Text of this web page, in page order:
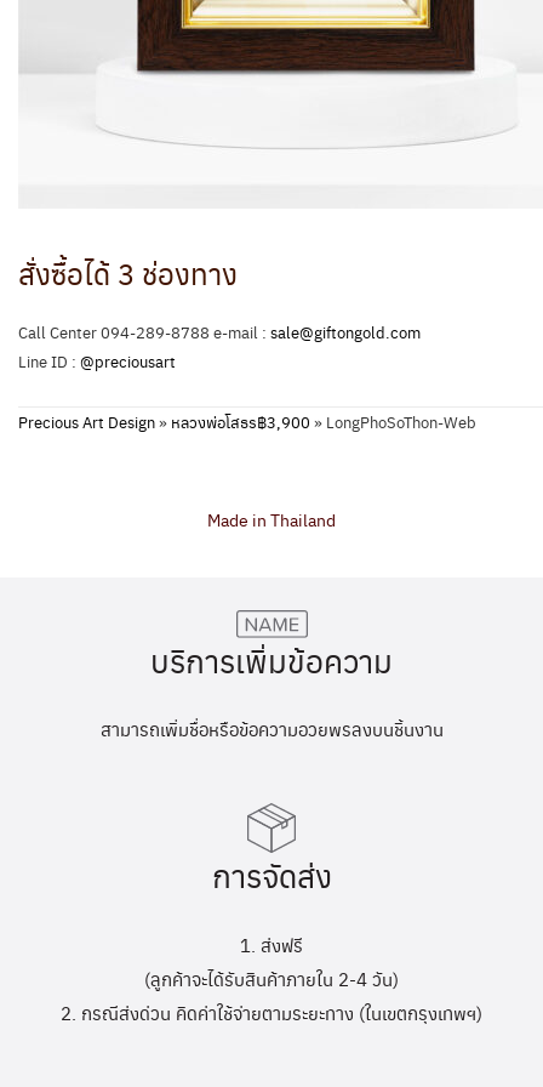
สั่งซื้อได้ 3 ช่องทาง
Call Center 094-289-8788 e-mail : sale@giftongold.com
Line ID : @preciousart
Precious Art Design» หลวงพ่อโสธร฿3,900 » LongPhoSoThon-Web
Made in Thailand
บริการเพิ่มข้อความ
สามารถเพิ่มชื่อหรือข้อความอวยพรลงบนชิ้นงาน
การจัดส่ง
1. ส่งฟรี
(ลูกค้าจะได้รับสินค้าภายใน 2-4 วัน)
2. กรณีส่งด่วน คิดค่าใช้จ่ายตามระยะทาง (ในเขตกรุงเทพฯ)